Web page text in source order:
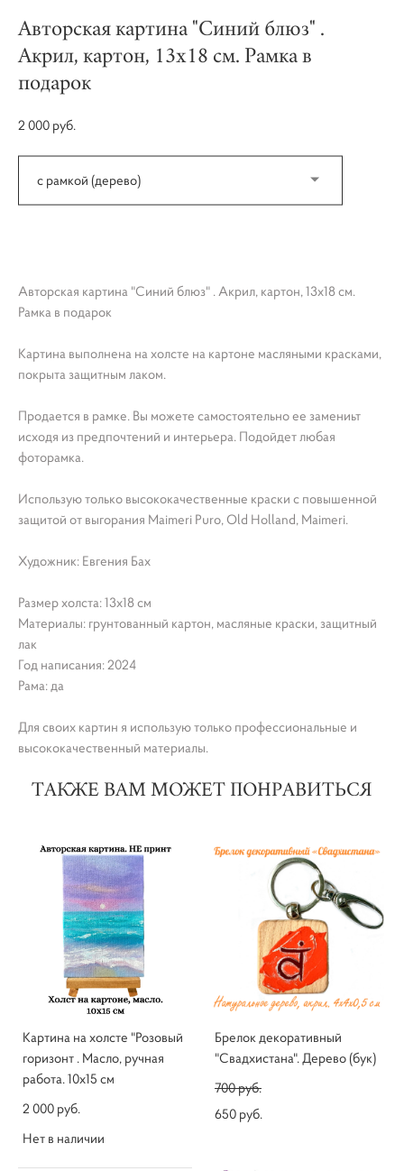
Авторская картина "Синий блюз" .
Акрил, картон, 13х18 см. Рамка в
подарок
2 000 pуб.
с рамкой (дерево)
Авторская картина "Синий блюз" . Акрил, картон, 13х18 см.
Рамка в подарок
Картина выполнена на холсте на картоне масляными красками,
покрыта защитным лаком.
Продается в рамке. Вы можете самостоятельно ее замениьт
исходя из предпочтений и интерьера. Подойдет любая
фоторамка.
Использую только высококачественные краски с повышенной
защитой от выгорания Maimeri Puro, Old Holland, Maimeri.
Художник: Евгения Бах
Размер холста: 13х18 см
Материалы: грунтованный картон, масляные краски, защитный
лак
Год написания: 2024
Рама: да
Для своих картин я использую только профессиональные и
высококачественный материалы.
ТАКЖЕ ВАМ МОЖЕТ ПОНРАВИТЬСЯ
Картина на холсте "Розовый
горизонт . Масло, ручная
работа. 10х15 см
2 000 pуб.
Нет в наличии
Брелок декоративный
"Свадхистана". Дерево (бук)
700 pуб.
650 pуб.